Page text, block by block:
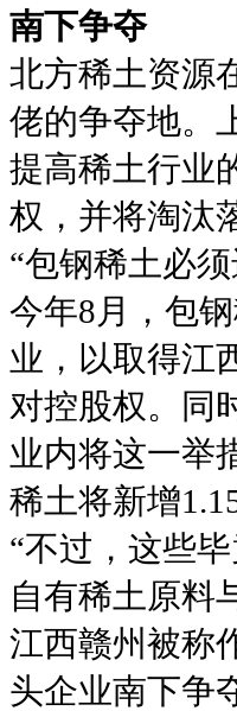
南下争夺
北方稀土资源
佬的争夺地。
提高稀土行业
权，并将淘汰
“包钢稀土必
今年8月，包
业，以取得江
对控股权。同
业内将这一举
稀土将新增
“不过，这些
自有稀土原料
江西赣州被称
头企业南下争